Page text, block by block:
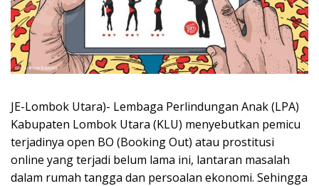
JE-Lombok Utara)- Lembaga Perlindungan Anak (LPA)
Kabupaten Lombok Utara (KLU) menyebutkan pemicu
terjadinya open BO (Booking Out) atau prostitusi
online yang terjadi belum lama ini, lantaran masalah
dalam rumah tangga dan persoalan ekonomi. Sehingga